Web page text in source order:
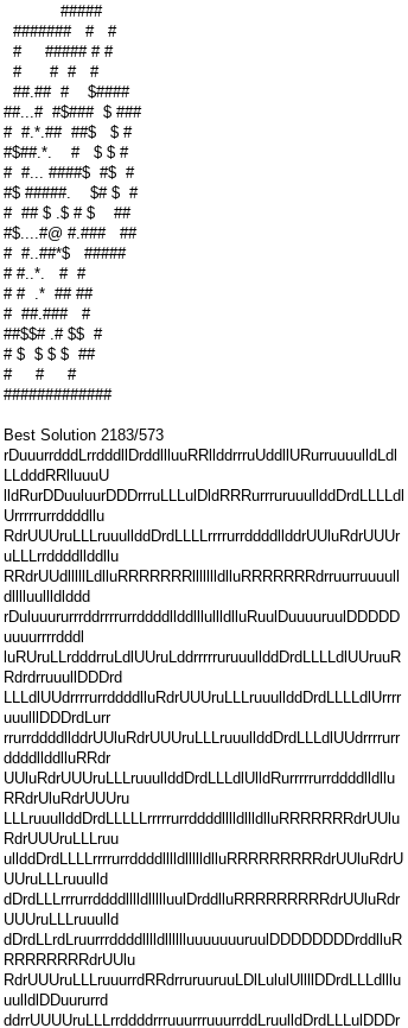
#####
####### # #
# ##### # #
# # # #
##.## # $####
##...# #$### $ ###
# #.*.## ##$ $ #
#$##.*. # $ $ #
# #... ####$ #$ #
#$ #####. $# $ #
# ## $ .$ # $ ##
#$....#@ #.### ##
# #..##*$ #####
# #..*. # #
# # .* ## ##
# ##.### #
##$$# .# $$ #
# $ $ $ $ ##
# # #
#############
Best Solution 2183/573
rDuuurrdddLrrdddllDrddllluuRRllddrrruUddllURurruuuulldLdl
LLdddRRlluuuU
lldRurDDuuluurDDDrrruLLLulDldRRRurrruruuullddDrdLLLLdl
Urrrrrurrddddllu
RdrUUUruLLLruuullddDrdLLLLrrrrurrddddllddrUUluRdrUUUr
uLLLrrddddllddllu
RRdrUUdlllllLdlluRRRRRRRllllllldlluRRRRRRRdrruurruuuull
dlllluullldlddd
rDuluuururrrddrrrrurrddddllddlllullldlluRuulDuuuuruulDDDDD
uuuurrrrdddl
luRUruLLrdddrruLdlUUruLddrrrrruruuullddDrdLLLLdlUUruuR
RdrdrruuullDDDrd
LLLdlUUdrrrrurrddddlluRdrUUUruLLLruuullddDrdLLLLdlUrrrr
uuulllDDDrdLurr
rrurrddddllddrUUluRdrUUUruLLLruuullddDrdLLLdlUUdrrrrurr
ddddllddlluRRdr
UUluRdrUUUruLLLruuullddDrdLLLdlUlldRurrrrrurrddddlldllu
RRdrUluRdrUUUru
LLLruuullddDrdLLLLLrrrrrurrddddlllldllldlluRRRRRRRdrUUlu
RdrUUUruLLLruu
ullddDrdLLLLrrrrurrddddlllldllllldlluRRRRRRRRRdrUUluRdrU
UUruLLLruuulld
dDrdLLLrrrurrddddlllldllllluulDrddlluRRRRRRRRRdrUUluRdr
UUUruLLLruuulld
dDrdLLrdLruurrrddddlllldlllllluuuuuuuruulDDDDDDDDrddlluR
RRRRRRRRdrUUlu
RdrUUUruLLLruuurrdRRdrruruuruuLDlLululUllllDDrdLLLdlllu
uulldlDDuururrd
ddrrUUUUruLLLrrddddrrruuurrruuurrddLruulldDrdLLLulDDDr